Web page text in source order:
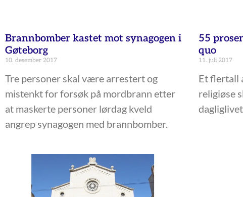
Brannbomber kastet mot synagogen i
Gøteborg
10. desember 2017
Tre personer skal være arrestert og
mistenkt for forsøk på mordbrann etter
at maskerte personer lørdag kveld
angrep synagogen med brannbomber.
55
quo
11. juli 2017
Et flertall
religiøse